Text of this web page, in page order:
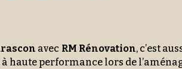
avec RM Rénovation, c’est
haute performance lors de